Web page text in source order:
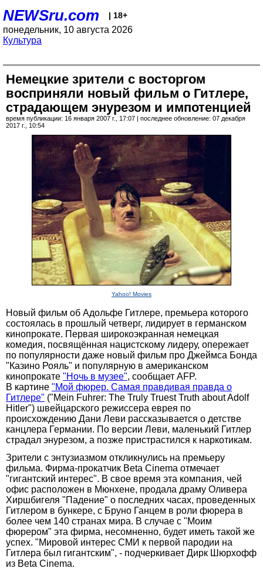
NEWSru.com | 18+
понедельник, 10 августа 2026
Культура
Немецкие зрители с восторгом
восприняли новый фильм о Гитлере,
страдающем энурезом и импотенцией
время публикации: 16 января 2007 г., 17:07 | последнее обновление: 07 декабря
2017 г., 10:54
Yahoo! Movies
Новый фильм об Адольфе Гитлере, премьера которого
состоялась в прошлый четверг, лидирует в германском
кинопрокате. Первая широкоэкранная немецкая
комедия, посвящённая нацистскому лидеру, опережает
по популярности даже новый фильм про Джеймса Бонда
"Казино Рояль" и популярную в американском
кинопрокате "Ночь в музее", сообщает AFP.
В картине "Мой фюрер. Самая правдивая правда о
Гитлере" ("Mein Fuhrer: The Truly Truest Truth about Adolf
Hitler") швейцарского режиссера еврея по
происхождению Дани Леви рассказывается о детстве
канцлера Германии. По версии Леви, маленький Гитлер
страдал энурезом, а позже пристрастился к наркотикам.
Зрители с энтузиазмом откликнулись на премьеру
фильма. Фирма-прокатчик Beta Cinema отмечает
"гигантский интерес". В свое время эта компания, чей
офис расположен в Мюнхене, продала драму Оливера
Хиршбигеля "Падение" о последних часах, проведенных
Гитлером в бункере, с Бруно Ганцем в роли фюрера в
более чем 140 странах мира. В случае с "Моим
фюрером" эта фирма, несомненно, будет иметь такой же
успех. "Мировой интерес СМИ к первой пародии на
Гитлера был гигантским", - подчеркивает Дирк Шюрхофф
из Beta Cinema.